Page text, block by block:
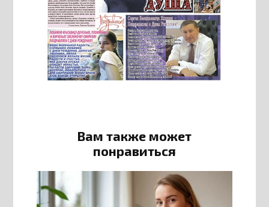
Вам также может
понравиться